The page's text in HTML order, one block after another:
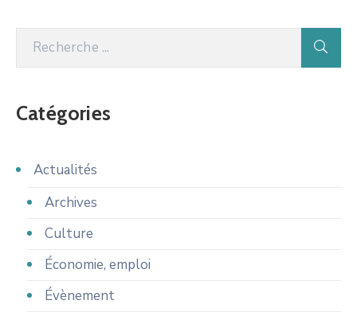
Catégories
Actualités
Archives
Culture
Économie, emploi
Évènement